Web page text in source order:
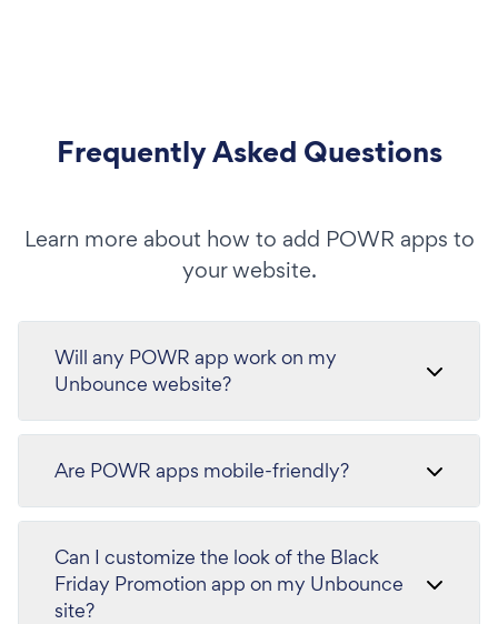
Frequently Asked Questions
Learn more about how to add POWR apps to
your website.
Will any POWR app work on my
Unbounce website?
Are POWR apps mobile-friendly?
Can I customize the look of the Black
Friday Promotion app on my Unbounce
site?